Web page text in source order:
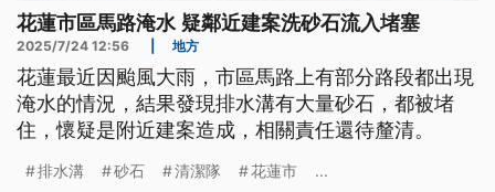
花蓮市區馬路淹水 疑鄰近建案洗砂石流入堵塞
2025/7/24 12:56 地方
花蓮最近因颱風大雨，市區馬路上有部分路段都出現
淹水的情況，結果發現排水溝有大量砂石，都被堵
住，懷疑是附近建案造成，相關責任還待釐清。
排水溝 砂石 清潔隊 花蓮市 ...